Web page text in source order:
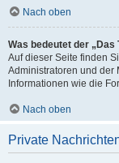
Nach oben
Was bedeutet der
Auf dieser Seite finden
Administratoren und der
Informationen wie die
Nach oben
Private